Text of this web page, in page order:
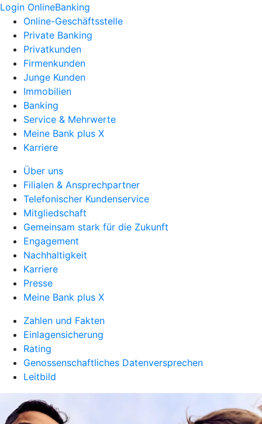
Login OnlineBanking
Online-Geschäftsstelle
Private Banking
Privatkunden
Firmenkunden
Junge Kunden
Immobilien
Banking
Service & Mehrwerte
Meine Bank plus X
Karriere
Über uns
Filialen & Ansprechpartner
Telefonischer Kundenservice
Mitgliedschaft
Gemeinsam stark für die Zukunft
Engagement
Nachhaltigkeit
Karriere
Presse
Meine Bank plus X
Zahlen und Fakten
Einlagensicherung
Rating
Genossenschaftliches Datenversprechen
Leitbild